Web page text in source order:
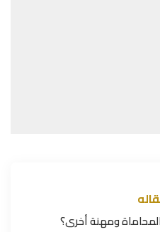
ومهنة أخرى؟